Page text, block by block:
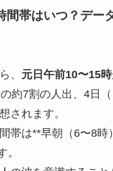
間帯はいつ？デー
、 元日午前10〜15時
約7割の人出、4日
されます。
帯は**早朝（6〜8時
。